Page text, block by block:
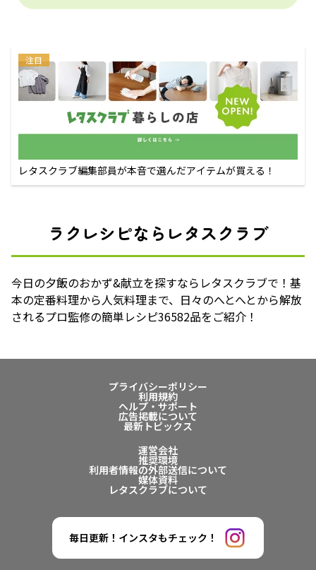
注目
レタスクラブ編集部員が本音で選んだアイテムが買える！
ラクレシピならレタスクラブ
今日の夕飯のおかず&献立を探すならレタスクラブで！基
本の定番料理から人気料理まで、日々のへとへとから解放
されるプロ監修の簡単レシピ36582品をご紹介！
プライバシーポリシー
利用規約
ヘルプ・サポート
広告掲載について
最新トピックス
運営会社
推奨環境
利用者情報の外部送信について
媒体資料
レタスクラブについて
毎日更新！インスタもチェック！